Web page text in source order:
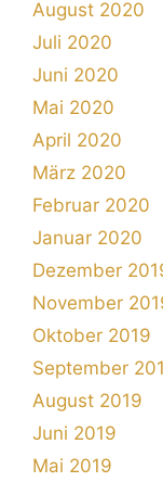
August 2020
Juli 2020
Juni 2020
Mai 2020
April 2020
März 2020
Februar 2020
Januar 2020
Dezember
November
Oktober 2019
September
August 2019
Juni 2019
Mai 2019